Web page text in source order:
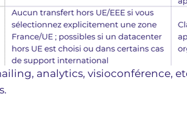
analytics, visioconférence,